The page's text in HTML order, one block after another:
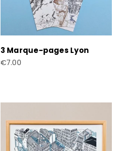
3 Marque-pages Lyon
Prix de vente
€7.00